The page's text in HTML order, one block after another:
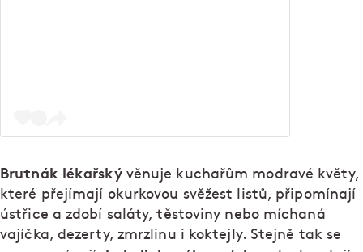
Brutnák lékařskývěnuje kuchařům modravé květy,
které přejímají okurkovou svěžest listů, připomínají
ústřice a zdobí saláty, těstoviny nebo míchaná
vajíčka, dezerty, zmrzlinu i koktejly. Stejně tak se